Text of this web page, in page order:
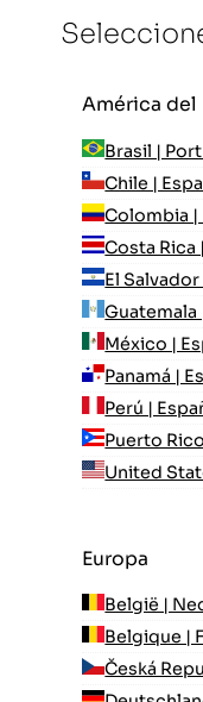
América del
Brasil |
Chile |
Colombia |
Costa Rica
El
Guatemala
México |
Panamá |
Perú |
Puerto
United
Europa
België |
Belgique |
Česká